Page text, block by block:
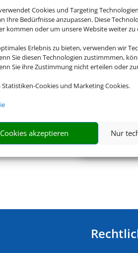
Cookies und Targeting
Ihre Bedürfnisse anzupassen. Diese
kommen oder um unsere Website weiter zu
Erlebnis zu bieten, verwenden wir
Sie diesen Technologien zustimmmen,
Sie ihre Zustimmung nicht erteilen oder
Cookies und Marketing Cookies.
akzeptieren Nur